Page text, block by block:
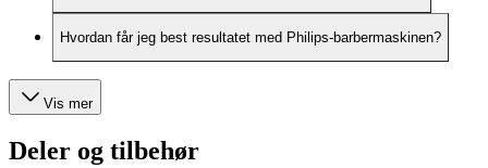
Hvordan får jeg best resultatet med Philips-barbermaskinen?
Vis mer
Deler og tilbehør